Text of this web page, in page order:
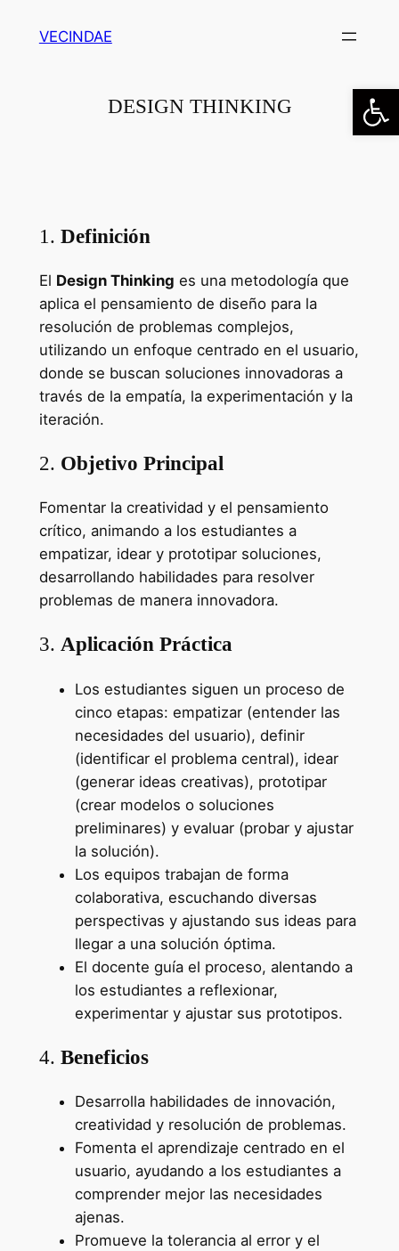
VECINDAE
DESIGN THINKING
1. Definición
El Design Thinking es una metodología que
aplica el pensamiento de diseño para la
resolución de problemas complejos,
utilizando un enfoque centrado en el usuario,
donde se buscan soluciones innovadoras a
través de la empatía, la experimentación y la
iteración.
2. Objetivo Principal
Fomentar la creatividad y el pensamiento
crítico, animando a los estudiantes a
empatizar, idear y prototipar soluciones,
desarrollando habilidades para resolver
problemas de manera innovadora.
3. Aplicación Práctica
Los estudiantes siguen un proceso de
cinco etapas: empatizar (entender las
necesidades del usuario), definir
(identificar el problema central), idear
(generar ideas creativas), prototipar
(crear modelos o soluciones
preliminares) y evaluar (probar y ajustar
la solución).
Los equipos trabajan de forma
colaborativa, escuchando diversas
perspectivas y ajustando sus ideas para
llegar a una solución óptima.
El docente guía el proceso, alentando a
los estudiantes a reflexionar,
experimentar y ajustar sus prototipos.
4. Beneficios
Desarrolla habilidades de innovación,
creatividad y resolución de problemas.
Fomenta el aprendizaje centrado en el
usuario, ayudando a los estudiantes a
comprender mejor las necesidades
ajenas.
Promueve la tolerancia al error y el
Abrir